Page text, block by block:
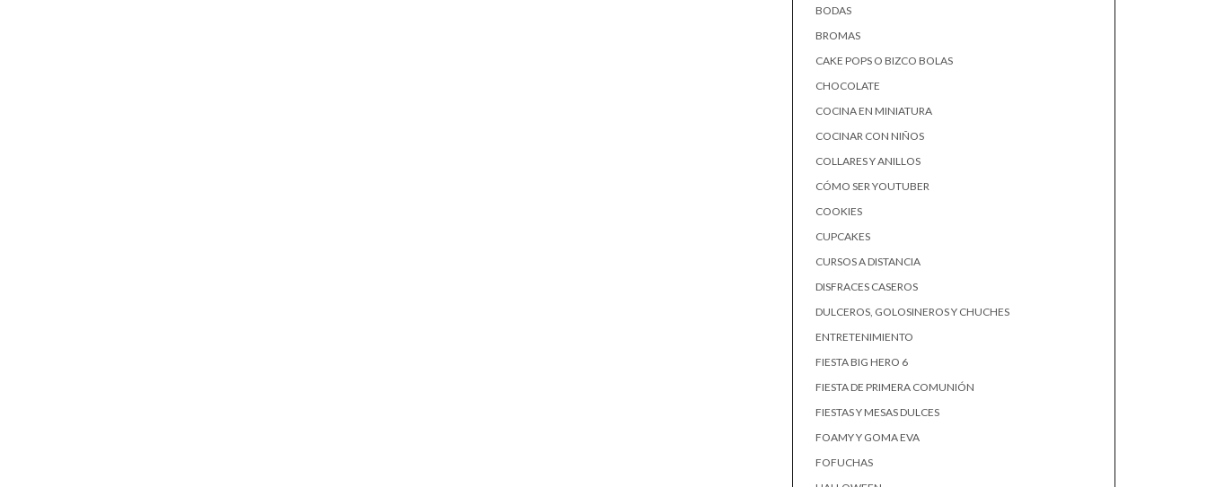
BODAS
BROMAS
CAKE POPS O BIZCO BOLAS
CHOCOLATE
COCINA EN MINIATURA
COCINAR CON NIÑOS
COLLARES Y ANILLOS
CÓMO SER YOUTUBER
COOKIES
CUPCAKES
CURSOS A DISTANCIA
DISFRACES CASEROS
DULCEROS, GOLOSINEROS Y CHUCHES
ENTRETENIMIENTO
FIESTA BIG HERO 6
FIESTA DE PRIMERA COMUNIÓN
FIESTAS Y MESAS DULCES
FOAMY Y GOMA EVA
FOFUCHAS